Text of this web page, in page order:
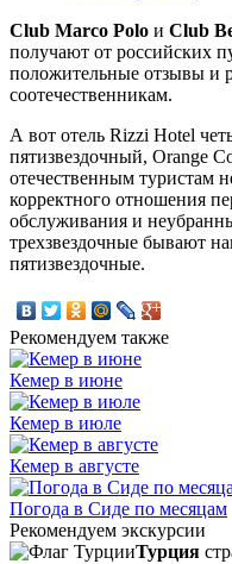
Club Marco Polo и Club
получают от российских
положительные отзывы и
соотечественникам.
А вот отель Rizzi Hotel
пятизвездочный, Orange
отечественным туристам
корректного отношения
обслуживания и
трехзвездочные бывают
пятизвездочные.
Рекомендуем также
Кемер в июне
Кемер в июле
Кемер в августе
Погода в Сиде по месяцам
Рекомендуем экскурсии
Турция